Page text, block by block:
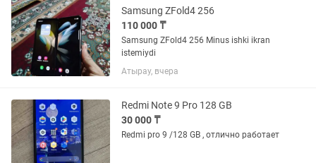
Samsung ZFold4 256
110 000 ₸
Samsung ZFold4 256 Minus ishki ikran
istemiydi
Атырау, вчера
Redmi Note 9 Pro 128 GB
30 000 ₸
Redmi pro 9 /128 GB , отлично работает